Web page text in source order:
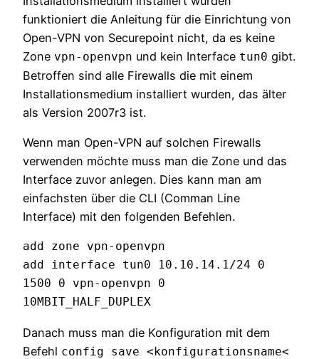
funktioniert die Anleitung für die Einrichtung von
Open-VPN von Securepoint nicht, da es keine
Zone vpn-openvpn und kein Interface tun0 gibt.
Betroffen sind alle Firewalls die mit einem
Installationsmedium installiert wurden, das älter
als Version 2007r3 ist.
Wenn man Open-VPN auf solchen Firewalls
verwenden möchte muss man die Zone und das
Interface zuvor anlegen. Dies kann man am
einfachsten über die CLI (Comman Line
Interface) mit den folgenden Befehlen.
add zone vpn-openvpn
add interface tun0 10.10.14.1/24 0
1500 0 vpn-openvpn 0
Danach muss man die Konfiguration mit dem
Befehl config save <konfigurationsname<